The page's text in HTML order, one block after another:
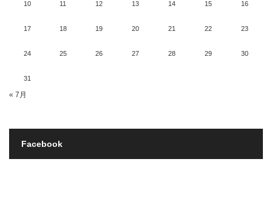
10 11 12 13 14 15 16
17 18 19 20 21 22 23
24 25 26 27 28 29 30
31
« 7月
Facebook